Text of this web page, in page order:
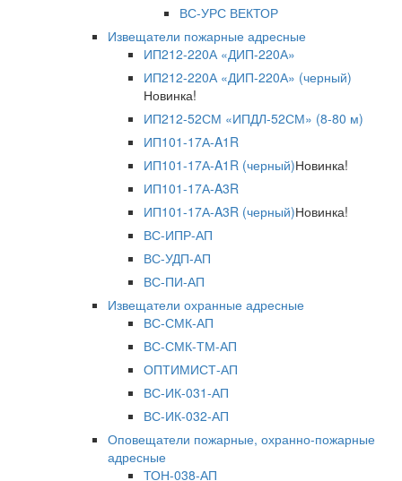
ВС-УРС ВЕКТОР
Извещатели пожарные адресные
ИП212-220А «ДИП-220А»
ИП212-220А «ДИП-220А» (черный)
Новинка!
ИП212-52СМ «ИПДЛ-52СМ» (8-80 м)
ИП101-17А-A1R
ИП101-17А-A1R (черный)Новинка!
ИП101-17А-A3R
ИП101-17А-A3R (черный)Новинка!
ВС-ИПР-АП
ВС-УДП-АП
ВС-ПИ-АП
Извещатели охранные адресные
ВС-СМК-АП
ВС-СМК-ТМ-АП
ОПТИМИСТ-АП
ВС-ИК-031-АП
ВС-ИК-032-АП
Оповещатели пожарные, охранно-пожарные
адресные
ТОН-038-АП